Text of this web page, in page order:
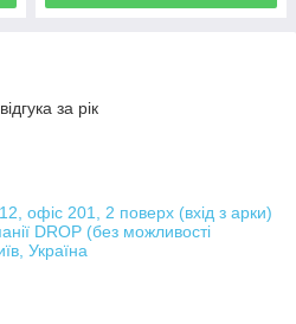
за рік
офіс 201, 2 поверх (вхід з арки)
DROP (без можливості
Україна